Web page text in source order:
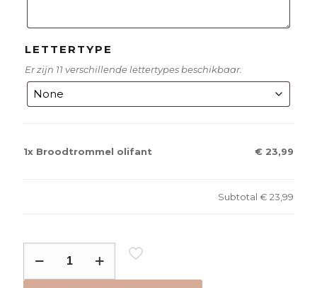
LETTERTYPE
Er zijn 11 verschillende lettertypes beschikbaar.
1x Broodtrommel olifant € 23,99
Subtotal € 23,99